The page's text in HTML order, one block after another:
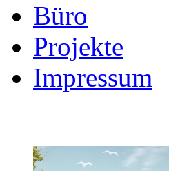
Büro
Projekte
Impressum